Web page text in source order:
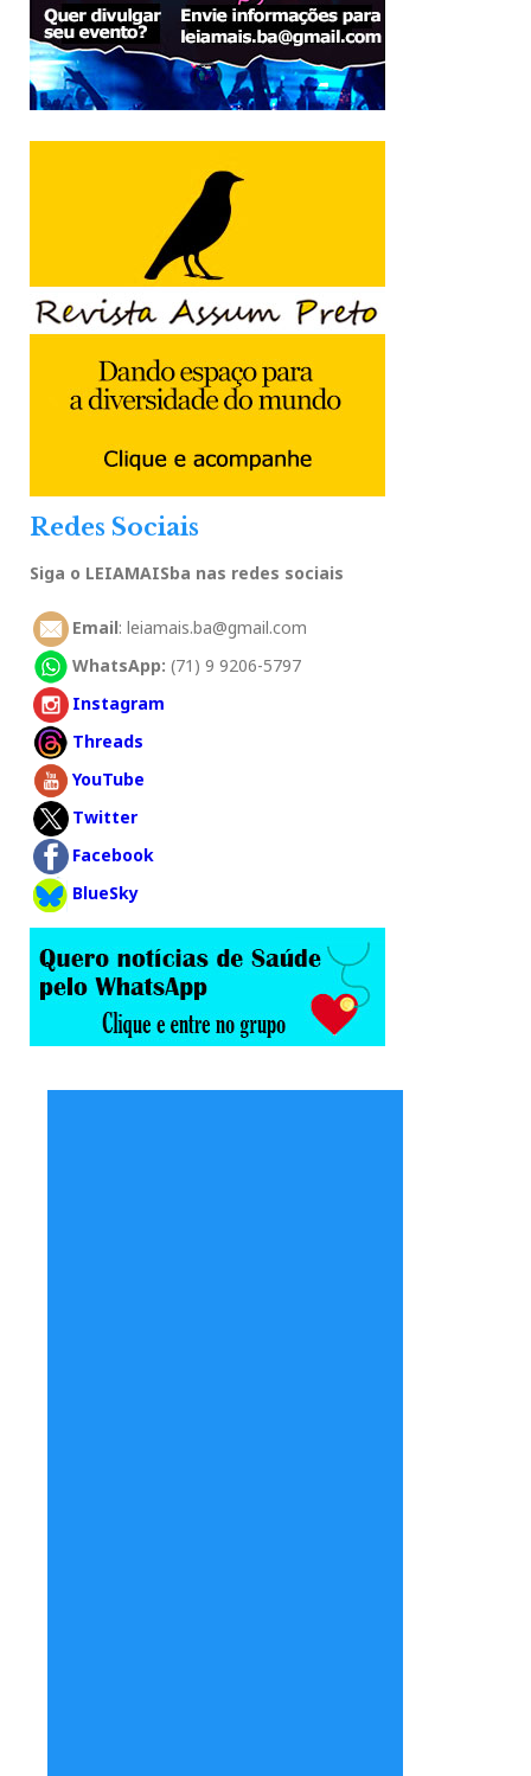
Redes Sociais
Siga o LEIAMAISba nas redes sociais
Email: leiamais.ba@gmail.com
WhatsApp: (71) 9 9206-5797
Instagram
Threads
YouTube
Twitter
Facebook
BlueSky